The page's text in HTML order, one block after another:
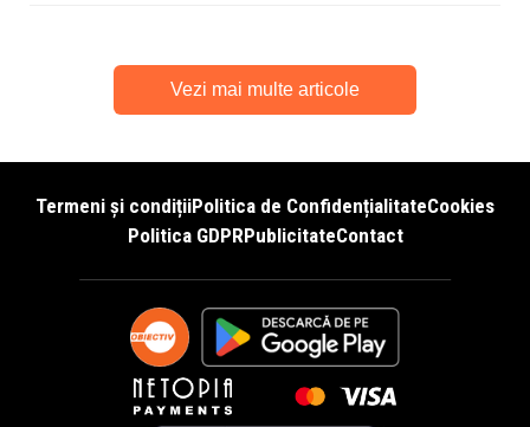
Vezi mai multe articole
Termeni și condițiiPolitica de ConfidențialitateCookies
Politica GDPRPublicitateContact